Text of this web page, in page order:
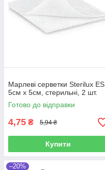
Марлеві серветки Sterilux ES,
5см х 5см, стерильні, 2 шт.
Готово до відправки
4,75 ₴ 5,94 ₴
Купити
–20%